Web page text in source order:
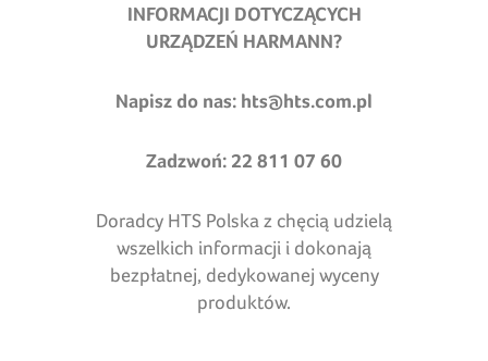
INFORMACJI DOTYCZĄCYCH
URZĄDZEŃ HARMANN?
Napisz do nas: hts@hts.com.pl
Zadzwoń: 22 811 07 60
Doradcy HTS Polska z chęcią udzielą
wszelkich informacji i dokonają
bezpłatnej, dedykowanej wyceny
produktów.